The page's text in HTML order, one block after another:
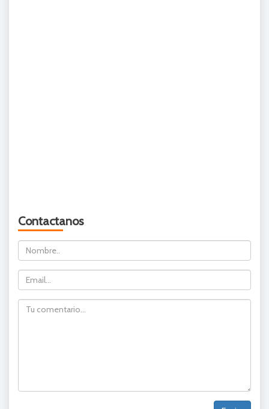
Contactanos
Nombre
Email
Comentario